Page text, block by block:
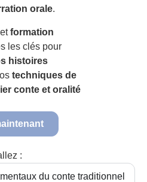
orale.
etformation
les clés pour
histoires
techniques de
conte et oralité
:
du conte traditionnel